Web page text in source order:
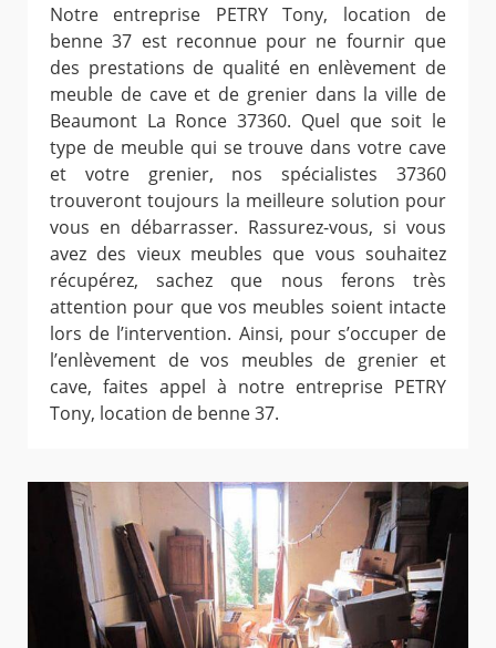
Notre entreprise PETRY Tony, location de
benne 37 est reconnue pour ne fournir que
des prestations de qualité en enlèvement de
meuble de cave et de grenier dans la ville de
Beaumont La Ronce 37360. Quel que soit le
type de meuble qui se trouve dans votre cave
et votre grenier, nos spécialistes 37360
trouveront toujours la meilleure solution pour
vous en débarrasser. Rassurez-vous, si vous
avez des vieux meubles que vous souhaitez
récupérez, sachez que nous ferons très
attention pour que vos meubles soient intacte
lors de l’intervention. Ainsi, pour s’occuper de
l’enlèvement de vos meubles de grenier et
cave, faites appel à notre entreprise PETRY
Tony, location de benne 37.